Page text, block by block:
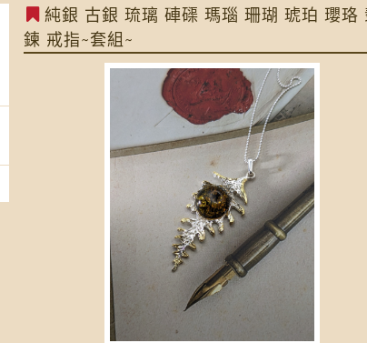
純銀 古銀 琉璃 硨磲 瑪瑙 珊瑚 琥珀 瓔
鍊 戒指~套組~